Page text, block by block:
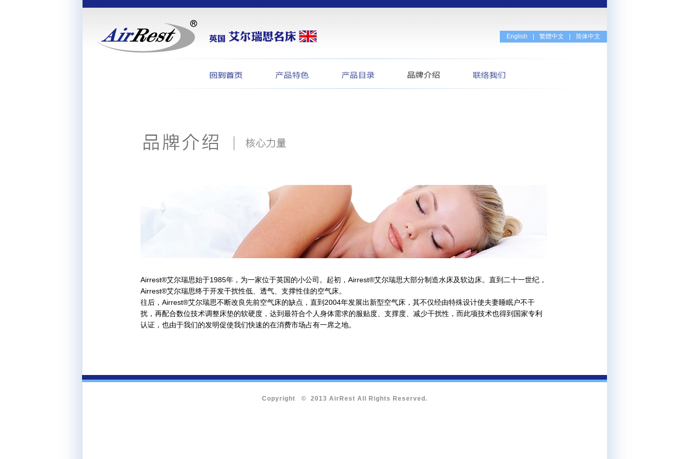
English 繁體中文 简体中文
Airrest®艾尔瑞思始于1985年，为一家位于英国的小公司。起初，Airrest®艾尔瑞思大部分制造水床及软边床。直到二十一世纪，
Airrest®艾尔瑞思终于开发干扰性低、透气、支撑性佳的空气床。
往后，Airrest®艾尔瑞思不断改良先前空气床的缺点，直到2004年发展出新型空气床，其不仅经由特殊设计使夫妻睡眠户不干
扰，再配合数位技术调整床垫的软硬度，达到最符合个人身体需求的服贴度、支撑度、减少干扰性，而此项技术也得到国家专利
认证，也由于我们的发明促使我们快速的在消费市场占有一席之地。
Copyright © 2013 AirRest All Rights Reserved.